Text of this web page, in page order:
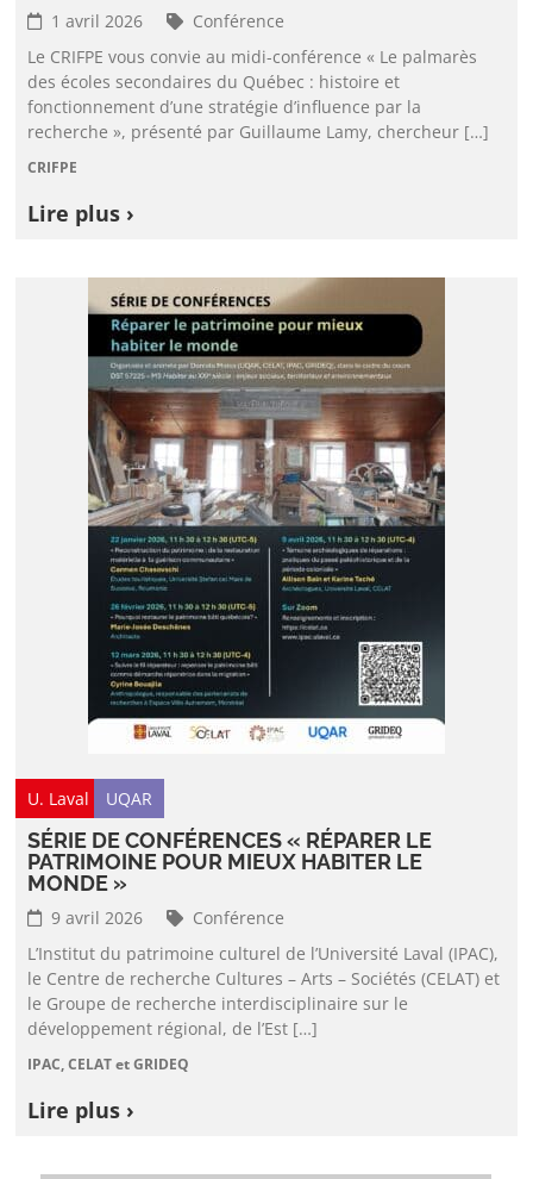
1 avril 2026
Conférence
Le CRIFPE vous convie au midi-conférence « Le palmarès
des écoles secondaires du Québec : histoire et
fonctionnement d’une stratégie d’influence par la
recherche », présenté par Guillaume Lamy, chercheur […]
CRIFPE
Lire plus ›
U. Laval UQAR
SÉRIE DE CONFÉRENCES « RÉPARER LE
PATRIMOINE POUR MIEUX HABITER LE
MONDE »
9 avril 2026
Conférence
L’Institut du patrimoine culturel de l’Université Laval (IPAC),
le Centre de recherche Cultures – Arts – Sociétés (CELAT) et
le Groupe de recherche interdisciplinaire sur le
développement régional, de l’Est […]
IPAC, CELAT et GRIDEQ
Lire plus ›